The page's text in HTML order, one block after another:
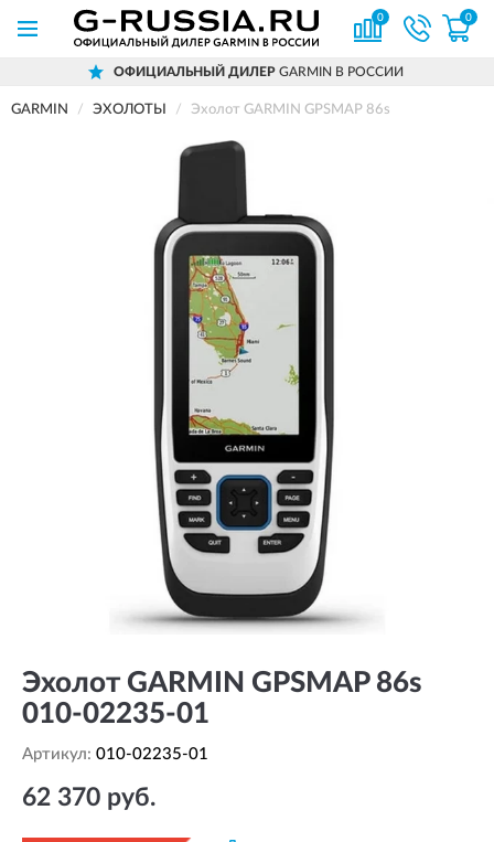
0 0
ОФИЦИАЛЬНЫЙ ДИЛЕР GARMIN В РОССИИ
GARMIN ЭХОЛОТЫ Эхолот GARMIN GPSMAP 86s
Эхолот GARMIN GPSMAP 86s
010-02235-01
Артикул: 010-02235-01
62 370 руб.